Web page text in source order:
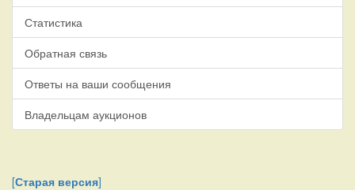
Статистика
Обратная связь
Ответы на ваши сообщения
Владельцам аукционов
[Старая версия]